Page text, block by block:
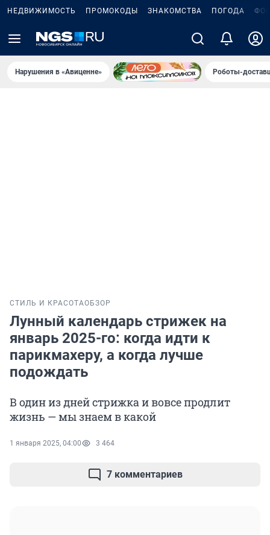
НЕДВИЖИМОСТЬ ПРОМОКОДЫ ЗНАКОМСТВА ПОГОДА
Нарушения в «Авиценне» Роботы-
СТИЛЬ И КРАСОТАОБЗОР
Лунный календарь стрижек на
январь 2025-го: когда идти к
парикмахеру, а когда лучше
подождать
В один из дней стрижка и вовсе продлит
жизнь — мы знаем в какой
1 января 2025, 04:00 3 464
7 комментариев